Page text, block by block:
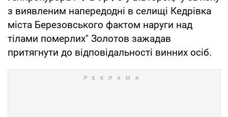
з виявленим напередодні в селищі Кедрівка
міста Березовського фактом наруги над
тілами померлих" Золотов зажадав
притягнути до відповідальності винних осіб.